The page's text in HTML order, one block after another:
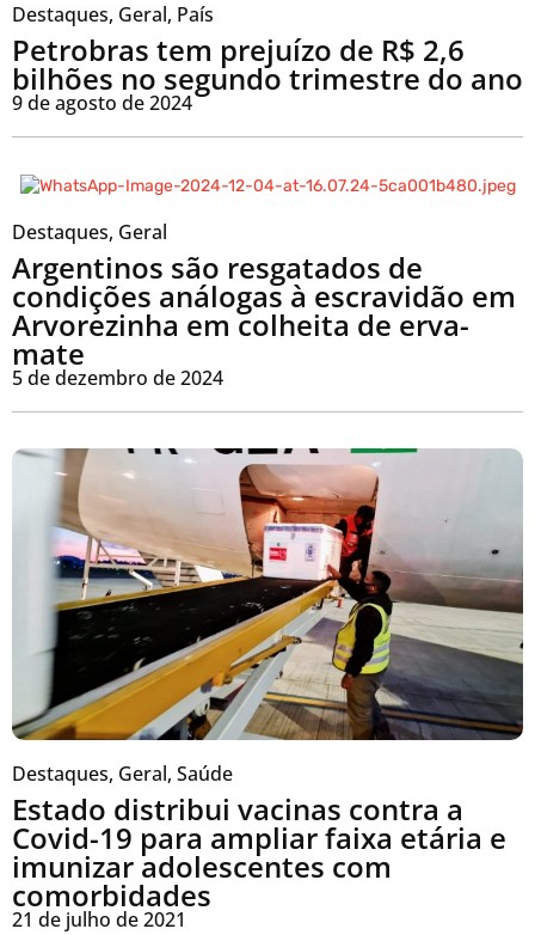
Destaques, Geral, País
Petrobras tem prejuízo de R$ 2,6
bilhões no segundo trimestre do ano
9 de agosto de 2024
Destaques, Geral
Argentinos são resgatados de
condições análogas à escravidão em
Arvorezinha em colheita de erva-
mate
5 de dezembro de 2024
Destaques, Geral, Saúde
Estado distribui vacinas contra a
Covid-19 para ampliar faixa etária e
imunizar adolescentes com
comorbidades
21 de julho de 2021